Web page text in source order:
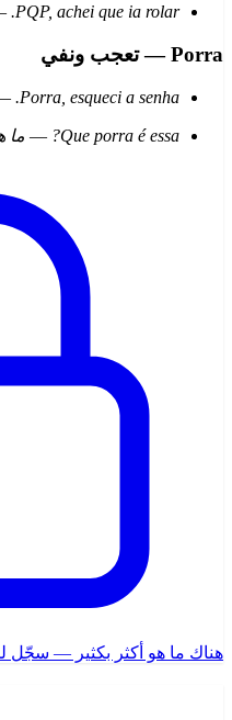
PQP, achei que ia rolar.
Porra — تعجب ونفي
Porra, esqueci a senha.
Que porra é essa?
— ما
هناك ما هو أكثر بكثير — سجّل